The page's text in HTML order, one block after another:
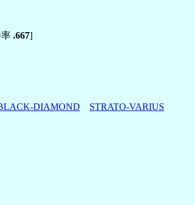
.667]
DIAMOND STRATO-VARIUS